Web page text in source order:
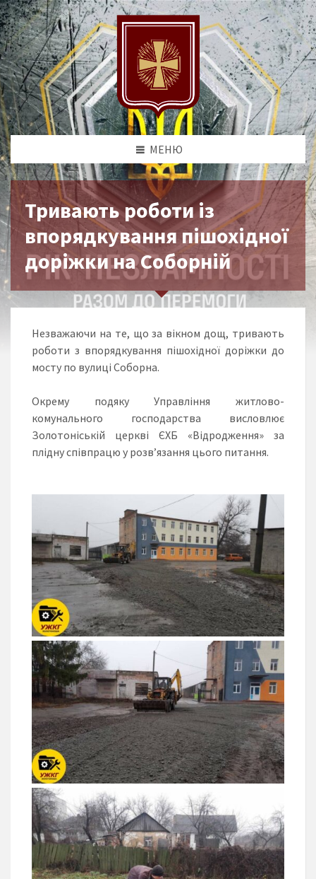
МЕНЮ
Тривають роботи із
впорядкування пішохідної
доріжки на Соборній
Незважаючи на те, що за вікном дощ, тривають
роботи з впорядкування пішохідної доріжки до
мосту по вулиці Соборна.
Окрему подяку Управління житлово-
комунального господарства висловлює
Золотоніській церкві ЄХБ «Відродження» за
плідну співпрацю у розв’язання цього питання.